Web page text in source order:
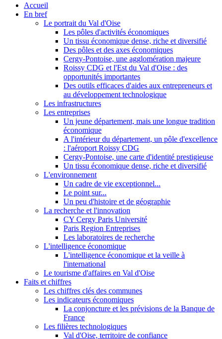
Accueil
En bref
Le portrait du Val d'Oise
Les pôles d'activités économiques
Un tissu économique dense, riche et diversifié
Des pôles et des axes économiques
Cergy-Pontoise, une agglomération majeure
Roissy CDG et l'Est du Val d'Oise : des
opportunités importantes
Des outils efficaces d'aides aux entrepreneurs et
au développement technologique
Les infrastructures
Les entreprises
Un jeune département, mais une longue tradition
économique
A l'intérieur du département, un pôle d'excellence
: l'aéroport Roissy CDG
Cergy-Pontoise, une carte d'identité prestigieuse
Un tissu économique dense, riche et diversifié
L'environnement
Un cadre de vie exceptionnel...
Le point sur...
Un peu d'histoire et de géographie
La recherche et l'innovation
CY Cergy Paris Université
Paris Region Entreprises
Les laboratoires de recherche
L'intelligence économique
L'intelligence économique et la veille à
l'international
Le tourisme d'affaires en Val d'Oise
Faits et chiffres
Les chiffres clés des communes
Les indicateurs économiques
La conjoncture et les prévisions de la Banque de
France
Les filières technologiques
Val d'Oise, territoire de confiance